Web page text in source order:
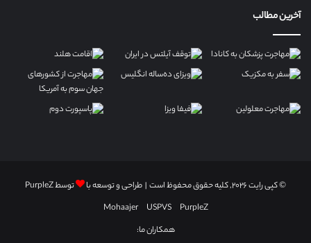
آخرین مطالب
© کپی رایت ۲۰۲۶, کلیه حقوق محفوظ است | طراحی و توسعه با توسطPurpleZ
PurpleZ
USPVS
Mohaajer
همکاران ما: